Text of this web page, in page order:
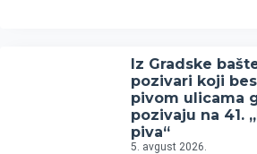
Iz Gradske
pozivari koji
pivom ulicama
pozivaju na 41.
piva“
5. avgust 2026.